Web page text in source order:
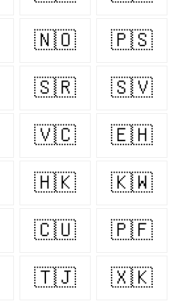
🇳🇴 🇵🇸
🇸🇷 🇸🇻
🇻🇨 🇪🇭
🇭🇰 🇰🇼
🇨🇺 🇵🇫
🇹🇯 🇽🇰